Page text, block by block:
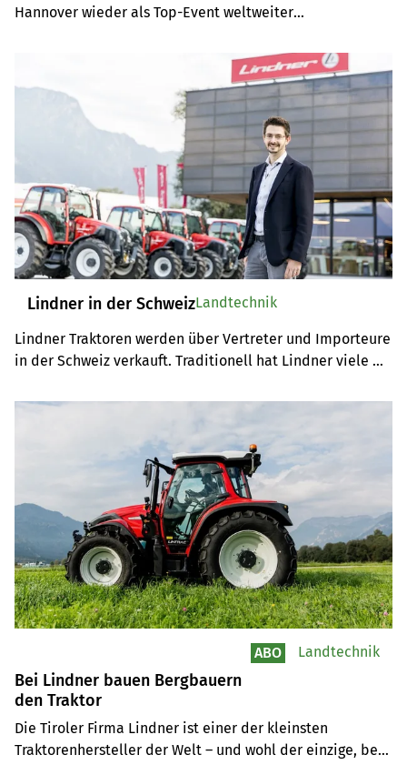
Hannover wieder als Top-Event weltweiter
Leserreise sind Sie selber mit dabei.
Lindner in der Schweiz
Lindner Traktoren werden über Vertreter und Importeure
in der Schweiz verkauft. Traditionell hat Lindner viele
Zentralschweiz.
Landtechnik
Bei Lindner bauen Bergbauern
den Traktor
Die Tiroler Firma Lindner ist einer der kleinsten
Traktorenhersteller der Welt – und wohl der einzige, bei
ABO Landtechnik